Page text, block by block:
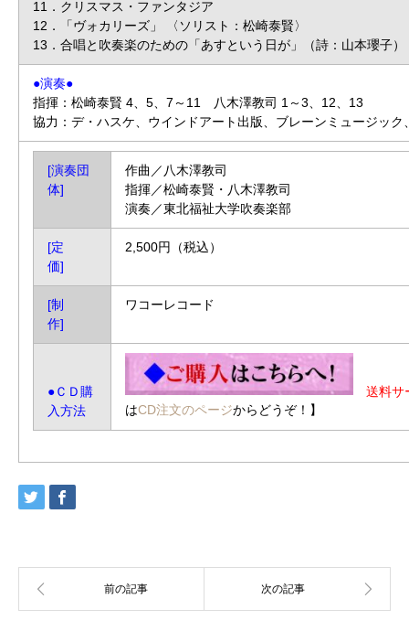
11．クリスマス・ファンタジア
12．「ヴォカリーズ」 〈ソリスト：松崎泰賢〉
13．合唱と吹奏楽のための「あすという日が」（詩：山本瓔子）
●演奏●
指揮：松崎泰賢 4、5、7～11 八木澤教司 1～3、12、13
協力：デ・ハスケ、ウインドアート出版、ブレーンミュージック
[演奏団
体]
作曲／八木澤教司
指揮／松崎泰賢・八木澤教司
演奏／東北福祉大学吹奏楽部
[定
価]
2,500円（税込）
[制
作]
ワコーレコード
●ＣＤ購
入方法
送料サ
はCD注文のページからどうぞ！】